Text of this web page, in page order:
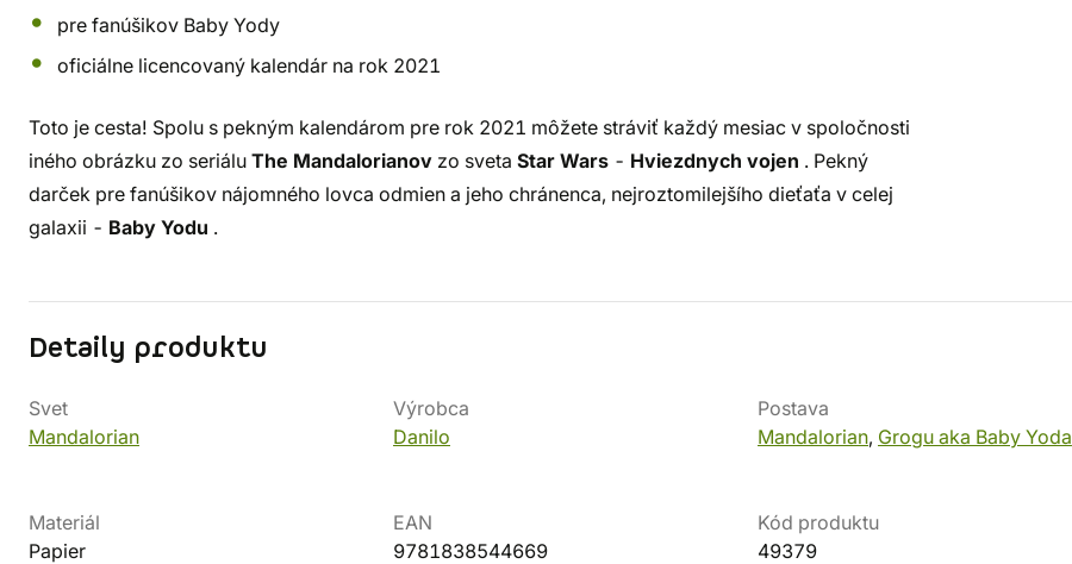
pre fanúšikov Baby Yody
oficiálne licencovaný kalendár na rok 2021
Toto je cesta! Spolu s pekným kalendárom pre rok 2021 môžete stráviť každý mesiac v spoločnosti
iného obrázku zo seriálu The Mandalorianov zo sveta Star Wars - Hviezdnych vojen . Pekný
darček pre fanúšikov nájomného lovca odmien a jeho chránenca, nejroztomilejšího dieťaťa v celej
galaxii - Baby Yodu .
Detaily produktu
Svet
Mandalorian
Výrobca
Danilo
Postava
Mandalorian, Grogu aka Baby Yoda
Materiál
Papier
EAN
9781838544669
Kód produktu
49379